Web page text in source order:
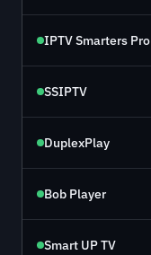
IPTV Smarters Pro
SSIPTV
DuplexPlay
Bob Player
Smart UP TV